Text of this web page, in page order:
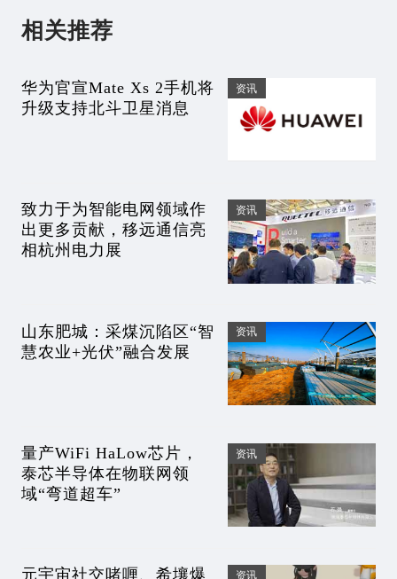
相关推荐
华为官宣Mate Xs 2手机将
升级支持北斗卫星消息
资讯
致力于为智能电网领域作
出更多贡献，移远通信亮
相杭州电力展
资讯
山东肥城：采煤沉陷区“智
慧农业+光伏”融合发展
资讯
量产WiFi HaLow芯片，
泰芯半导体在物联网领
域“弯道超车”
资讯
元宇宙社交啫喱、希壤爆 资讯